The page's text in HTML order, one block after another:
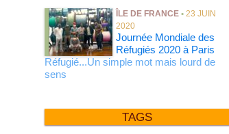
ÎLE DE FRANCE• 23 JUIN
2020
Journée Mondiale des
Réfugiés 2020 à Paris
Réfugié...Un simple mot mais lourd de
sens
TAGS